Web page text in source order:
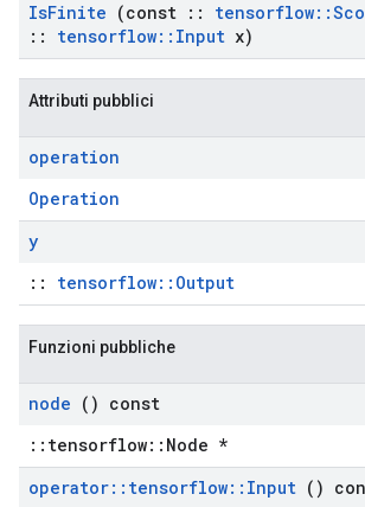
IsFinite (const :: tensorflow::
::
tensorflow:: Input x)
Attributi pubblici
operation
Operation
y
:: tensorflow::Output
Funzioni pubbliche
node () const
::tensorflow::Node *
operator:: tensorflow:: Input ()